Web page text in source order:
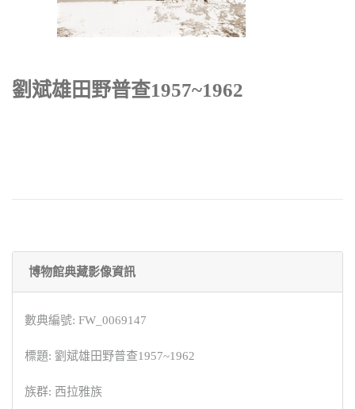
劉斌雄田野普查1957~1962
博物館典藏影像資訊
數典編號: FW_0069147
標題: 劉斌雄田野普查1957~1962
族群: 西拉雅族